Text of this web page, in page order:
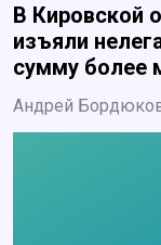
В Кировской
изъяли
сумму более
Андрей